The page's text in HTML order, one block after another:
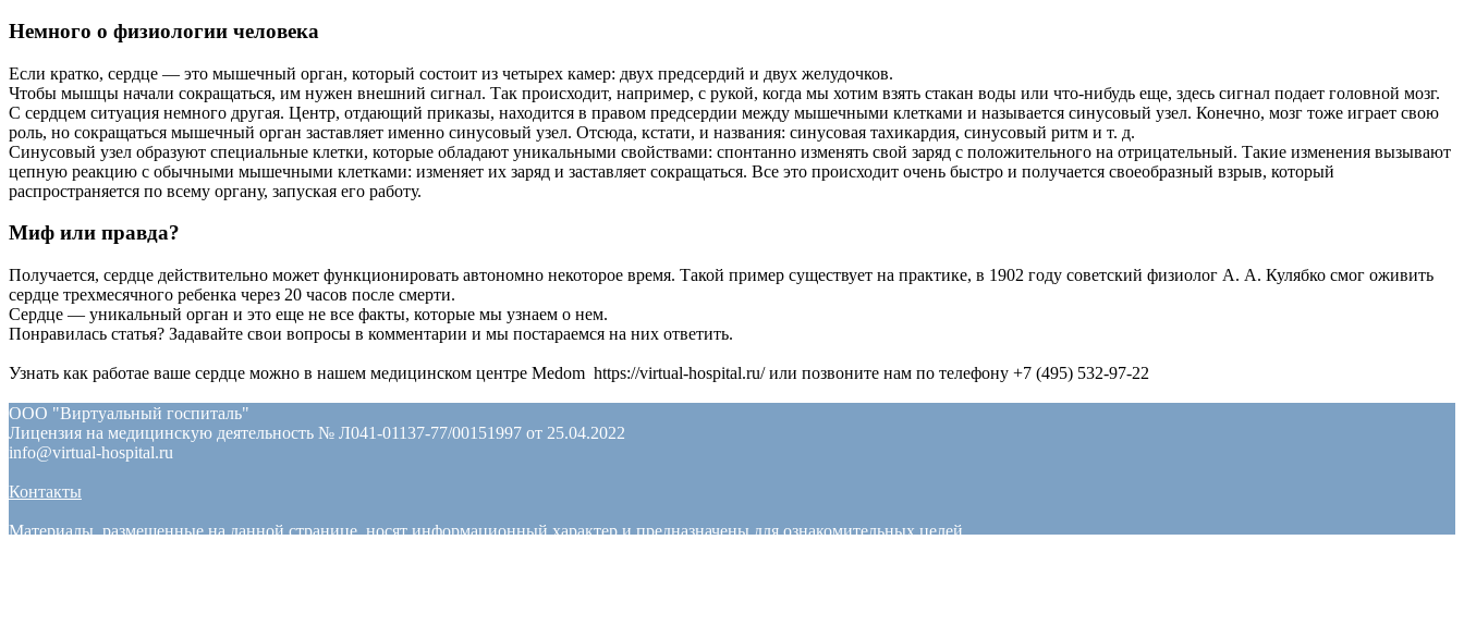
Немного о физиологии человека
Если кратко, сердце — это мышечный орган, который состоит из четырех камер: двух предсердий и двух желудочков.
Чтобы мышцы начали сокращаться, им нужен внешний сигнал. Так происходит, например, с рукой, когда мы хотим взять стакан воды или что-нибудь еще, здесь сигнал подает головной мозг.
С сердцем ситуация немного другая. Центр, отдающий приказы, находится в правом предсердии между мышечными клетками и называется синусовый узел. Конечно, мозг тоже играет свою
роль, но сокращаться мышечный орган заставляет именно синусовый узел. Отсюда, кстати, и названия: синусовая тахикардия, синусовый ритм и т. д.
Синусовый узел образуют специальные клетки, которые обладают уникальными свойствами: спонтанно изменять свой заряд с положительного на отрицательный. Такие изменения вызывают
цепную реакцию с обычными мышечными клетками: изменяет их заряд и заставляет сокращаться. Все это происходит очень быстро и получается своеобразный взрыв, который
распространяется по всему органу, запуская его работу.
Миф или правда?
Получается, сердце действительно может функционировать автономно некоторое время. Такой пример существует на практике, в 1902 году советский физиолог А. А. Кулябко смог оживить
сердце трехмесячного ребенка через 20 часов после смерти.
Сердце — уникальный орган и это еще не все факты, которые мы узнаем о нем.
Понравилась статья? Задавайте свои вопросы в комментарии и мы постараемся на них ответить.
Узнать как работае ваше сердце можно в нашем медицинском центре Medom https://virtual-hospital.ru/ или позвоните нам по телефону +7 (495) 532‑97‑22
ООО "Виртуальный госпиталь"
Лицензия на медицинскую деятельность № Л041-01137-77/00151997 от 25.04.2022
info@virtual-hospital.ru
Контакты
Материалы, размещенные на данной странице, носят информационный характер и предназначены для ознакомительных целей.